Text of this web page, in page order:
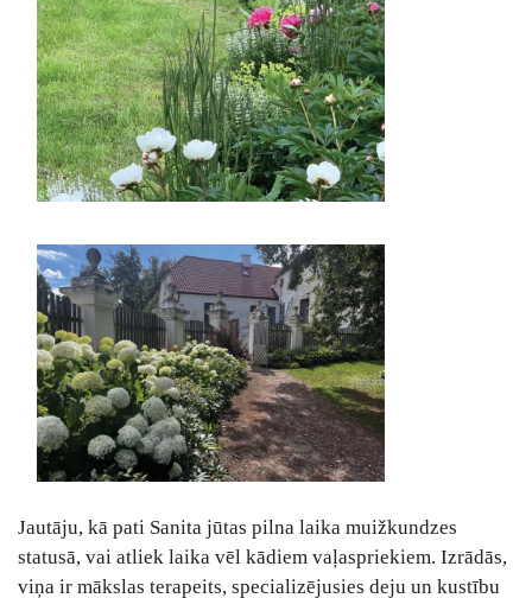
Jautāju, kā pati Sanita jūtas pilna laika muižkundzes
statusā, vai atliek laika vēl kādiem vaļaspriekiem. Izrādās,
viņa ir mākslas terapeits, specializējusies deju un kustību